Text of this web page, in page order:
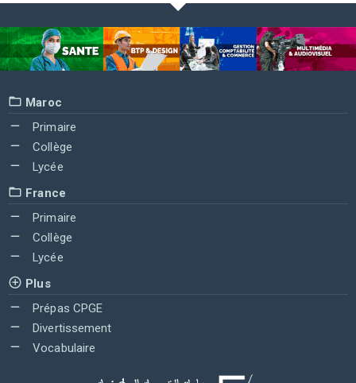
Maroc
Primaire
Collège
Lycée
France
Primaire
Collège
Lycée
Plus
Prépas CPGE
Divertissement
Vocabulaire